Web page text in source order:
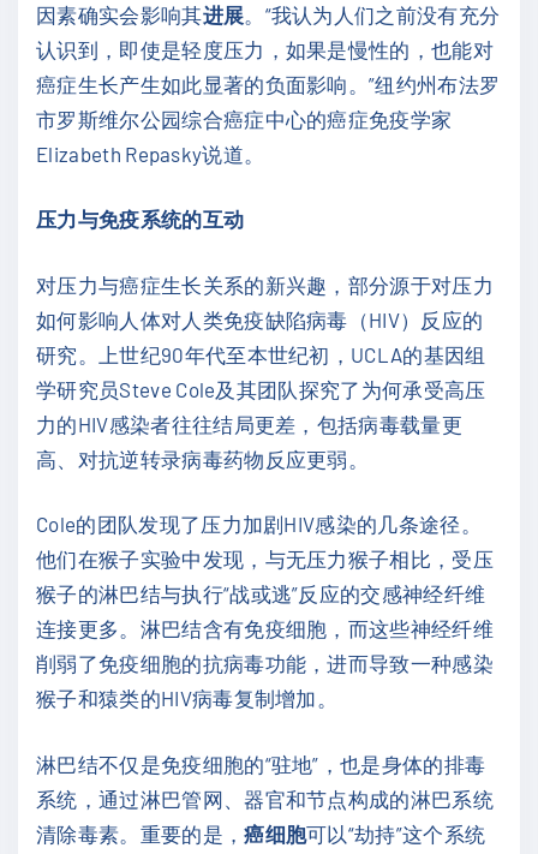
因素确实会影响其进展 。“我认为人们之前没有充分
认识到，即使是轻度压力，如果是慢性的，也能对
癌症生长产生如此显著的负面影响。”纽约州布法罗
市罗斯维尔公园综合癌症中心的癌症免疫学家
Elizabeth Repasky说道。
压力与免疫系统的互动
对压力与癌症生长关系的新兴趣，部分源于对压力
如何影响人体对人类免疫缺陷病毒（HIV）反应的
研究。上世纪90年代至本世纪初，UCLA的基因组
学研究员Steve Cole及其团队探究了为何承受高压
力的HIV感染者往往结局更差，包括病毒载量更
高、对抗逆转录病毒药物反应更弱。
Cole的团队发现了压力加剧HIV感染的几条途径。
他们在猴子实验中发现，与无压力猴子相比，受压
猴子的淋巴结与执行“战或逃”反应的交感神经纤维
连接更多。淋巴结含有免疫细胞，而这些神经纤维
削弱了免疫细胞的抗病毒功能，进而导致一种感染
猴子和猿类的HIV病毒复制增加。
淋巴结不仅是免疫细胞的“驻地”，也是身体的排毒
系统，通过淋巴管网、器官和节点构成的淋巴系统
清除毒素。重要的是，癌细胞可以“劫持”这个系统